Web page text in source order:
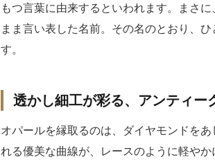
もつ言葉に由来するといわれます。まさ
まま言い表した名前。その名のとおり、
す。
透かし細工が彩る、アンティー
オパールを縁取るのは、ダイヤモンドを
れる優美な曲線が、レースのように軽や